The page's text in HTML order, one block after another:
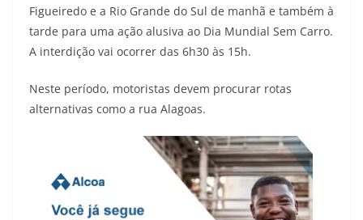
Figueiredo e a Rio Grande do Sul de manhã e também à
tarde para uma ação alusiva ao Dia Mundial Sem Carro.
A interdição vai ocorrer das 6h30 às 15h.
Neste período, motoristas devem procurar rotas
alternativas como a rua Alagoas.